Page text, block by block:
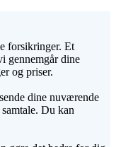
forsikringer. Et
gennemgår dine
og priser.
dine nuværende
Du kan